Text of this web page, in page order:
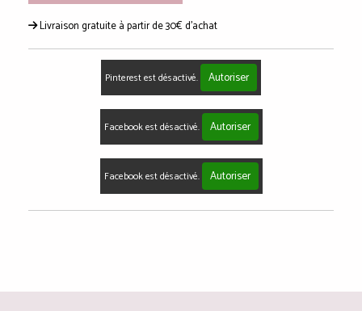
Livraison gratuite à partir de 30€ d'achat
Pinterest est désactivé. Autoriser
Facebook est désactivé. Autoriser
Facebook est désactivé. Autoriser